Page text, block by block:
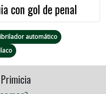
con gol de penal
automático